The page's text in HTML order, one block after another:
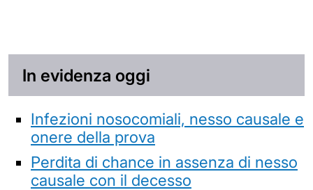
In evidenza oggi
Infezioni nosocomiali, nesso causale e
onere della prova
Perdita di chance in assenza di nesso
causale con il decesso